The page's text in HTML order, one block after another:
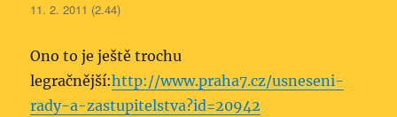
11. 2. 2011 (2.44)
Ono to je ještě trochu
legračnější:http://www.praha7.cz/usneseni-
rady-a-zastupitelstva?id=20942